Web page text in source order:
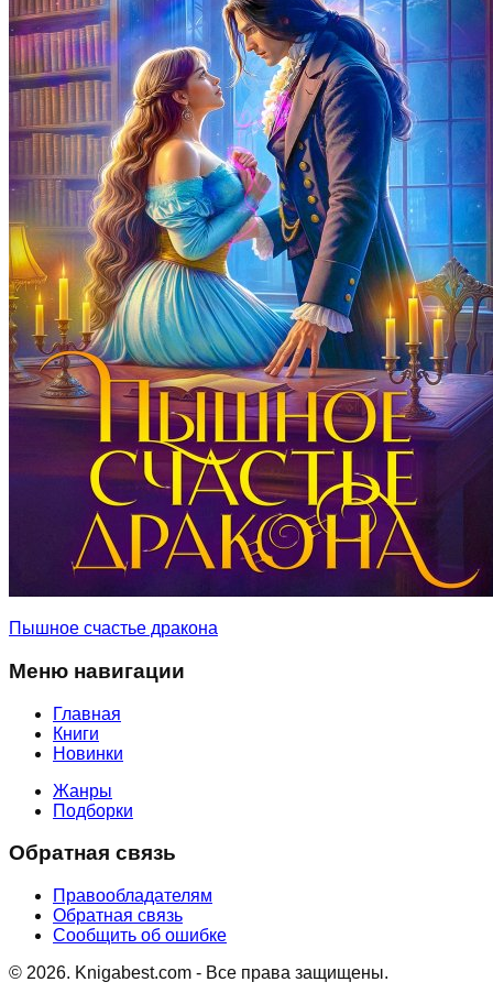
Пышное счастье дракона
Меню навигации
Главная
Книги
Новинки
Жанры
Подборки
Обратная связь
Правообладателям
Обратная связь
Сообщить об ошибке
© 2026. Knigabest.com - Все права защищены.